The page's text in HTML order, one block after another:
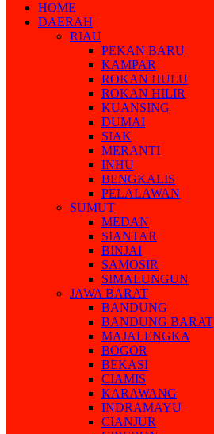
HOME
DAERAH
RIAU
PEKAN BARU
KAMPAR
ROKAN HULU
ROKAN HILIR
KUANSING
DUMAI
SIAK
MERANTI
INHU
BENGKALIS
PELALAWAN
SUMUT
MEDAN
SIANTAR
BINJAI
SAMOSIR
SIMALUNGUN
JAWA BARAT
BANDUNG
BANDUNG BARAT
MAJALENGKA
BOGOR
BEKASI
CIAMIS
KARAWANG
INDRAMAYU
CIANJUR